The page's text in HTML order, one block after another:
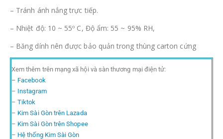
– Tránh ánh nắng trực tiếp.
– Nhiệt độ: 10 ~ 55º C, Độ ẩm: 55 ~ 95% RH,
– Băng dính nên được bảo quản trong thùng carton cứng
Xem thêm trên mạng xã hội và sàn thương mại điện tử:
– Facebook
– Instagram
–Tiktok
– Kim Sài Gòn trên Lazada
– Kim Sài Gòn trên Shopee
– Hệ thống Kim Sài Gòn